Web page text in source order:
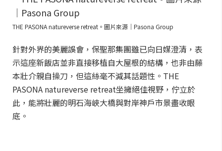
THE PASONA natureverse retreat。圖片來源｜Pasona Group
針對外界的美麗誤會，保聖那集團雖已向日媒澄清，表
示這座新飯店並非直接移植自大屋根的結構，也非由藤
本壯介親自操刀，但這絲毫不減其話題性。THE
PASONA natureverse retreat坐擁絕佳視野，佇立於
此，能將壯麗的明石海峽大橋與對岸神戶市景盡收眼
底。